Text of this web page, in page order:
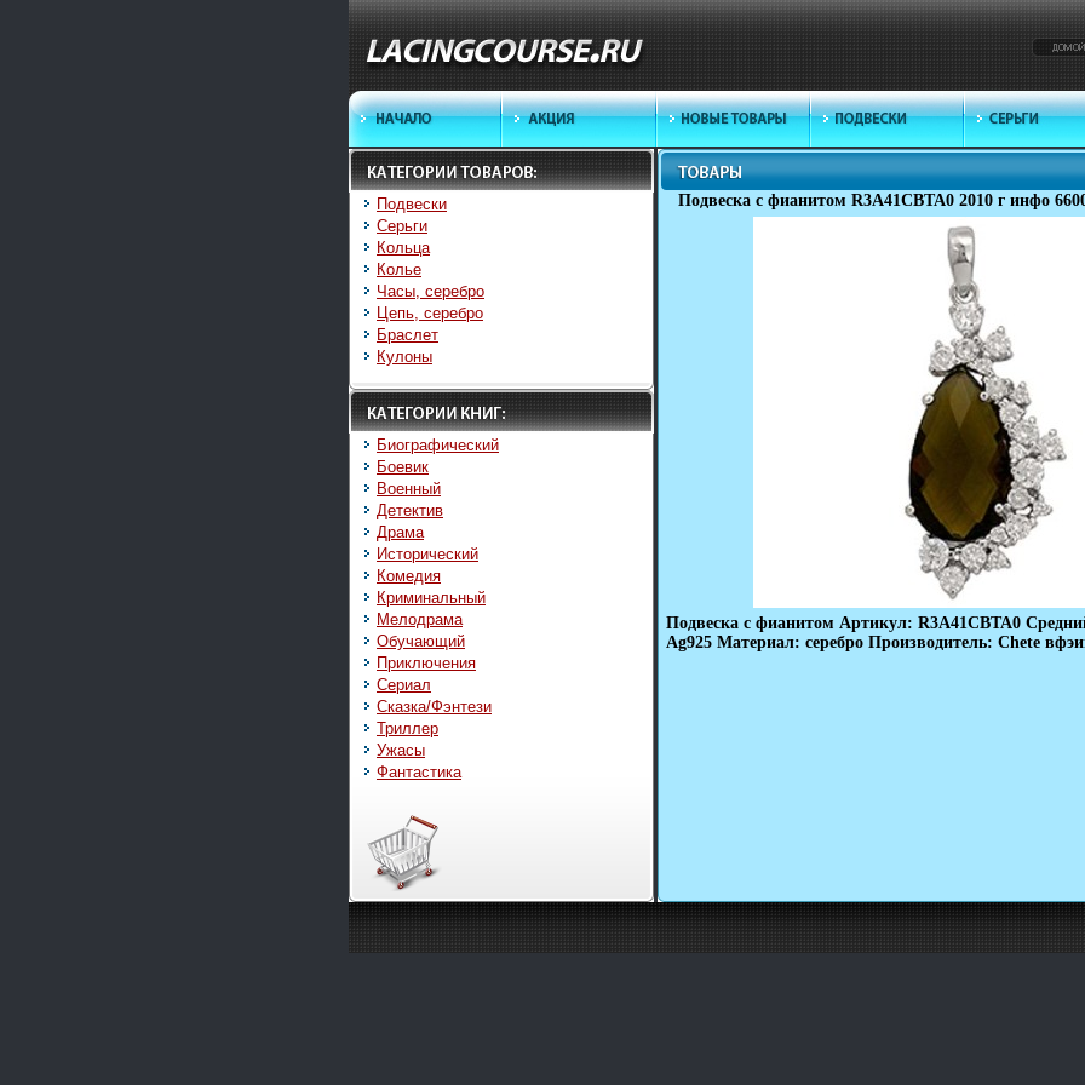
Подвески
Серьги
Кольца
Колье
Часы, серебро
Цепь, серебро
Браслет
Кулоны
Биографический
Боевик
Военный
Детектив
Драма
Исторический
Комедия
Криминальный
Мелодрама
Обучающий
Приключения
Сериал
Сказка/Фэнтези
Триллер
Ужасы
Фантастика
Подвеска с фианитом R3A41CBTA0 2010 г инфо
Подвеска с фианитом Артикул: R3A41CBTA0
Ag925 Материал: серебро Производитель: Chete